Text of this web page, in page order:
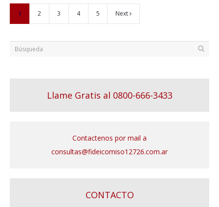
1 2 3 4 5 Next
Llame Gratis al 0800-666-3433
Contactenos por mail a
consultas@fideicomiso12726.com.ar
CONTACTO